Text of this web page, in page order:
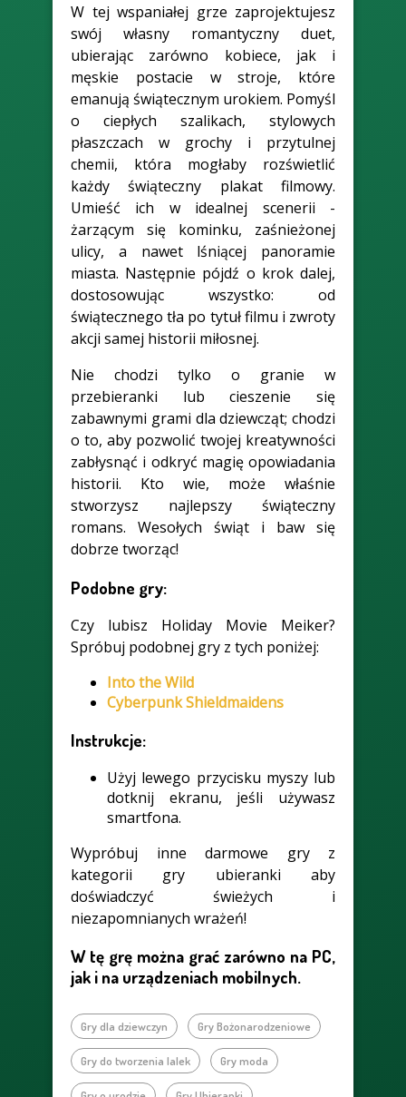
W tej wspaniałej grze zaprojektujesz
swój własny romantyczny duet,
ubierając zarówno kobiece, jak i
męskie postacie w stroje, które
emanują świątecznym urokiem. Pomyśl
o ciepłych szalikach, stylowych
płaszczach w grochy i przytulnej
chemii, która mogłaby rozświetlić
każdy świąteczny plakat filmowy.
Umieść ich w idealnej scenerii -
żarzącym się kominku, zaśnieżonej
ulicy, a nawet lśniącej panoramie
miasta. Następnie pójdź o krok dalej,
dostosowując wszystko: od
świątecznego tła po tytuł filmu i zwroty
akcji samej historii miłosnej.
Nie chodzi tylko o granie w
przebieranki lub cieszenie się
zabawnymi grami dla dziewcząt; chodzi
o to, aby pozwolić twojej kreatywności
zabłysnąć i odkryć magię opowiadania
historii. Kto wie, może właśnie
stworzysz najlepszy świąteczny
romans. Wesołych świąt i baw się
dobrze tworząc!
Podobne gry:
Czy lubisz Holiday Movie Meiker?
Spróbuj podobnej gry z tych poniżej:
Into the Wild
Cyberpunk Shieldmaidens
Instrukcje:
Użyj lewego przycisku myszy lub
dotknij ekranu, jeśli używasz
smartfona.
Wypróbuj inne darmowe gry z
kategorii gry ubieranki aby
doświadczyć świeżych i
niezapomnianych wrażeń!
W tę grę można grać zarówno na PC,
jak i na urządzeniach mobilnych.
Gry dla dziewczyn Gry Bożonarodzeniowe
Gry do tworzenia lalek Gry moda